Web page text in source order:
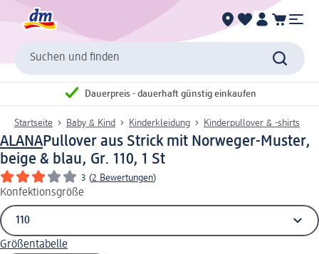
Suchen und finden
Dauerpreis - dauerhaft günstig einkaufen
Startseite Baby & Kind Kinderkleidung Kinderpullover & -shirts
ALANAPullover aus Strick mit Norweger-Muster,
beige & blau, Gr. 110, 1 St
3 (2 Bewertungen)
Konfektionsgröße
Größentabelle